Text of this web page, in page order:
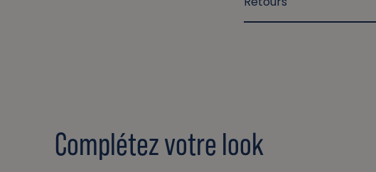
Complétez votre look